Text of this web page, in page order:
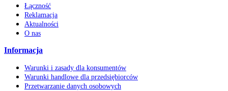
Łączność
Reklamacja
Aktualności
O nas
Informacja
Warunki i zasady dla konsumentów
Warunki handlowe dla przedsiębiorców
Przetwarzanie danych osobowych